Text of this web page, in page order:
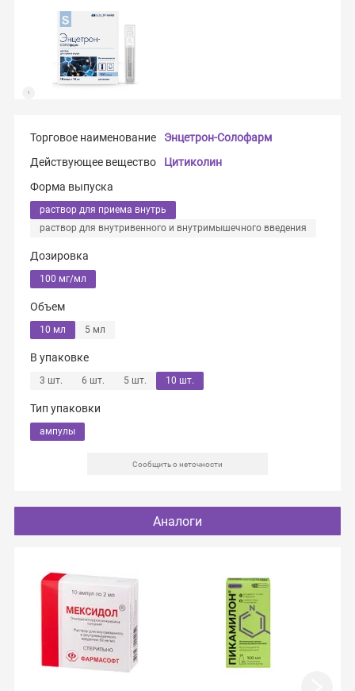
Торговое наименование
Энцетрон-Солофарм
Действующее вещество
Цитиколин
Форма выпуска
раствор для приема внутрь
раствор для внутривенного и внутримышечного введения
Дозировка
100 мг/мл
Объем
10 мл 5 мл
В упаковке
3 шт. 6 шт. 5 шт. 10 шт.
Тип упаковки
ампулы
Сообщить о неточности
Аналоги